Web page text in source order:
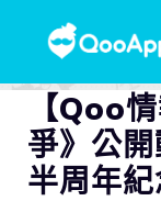
【Qoo
爭》公
半周年紀